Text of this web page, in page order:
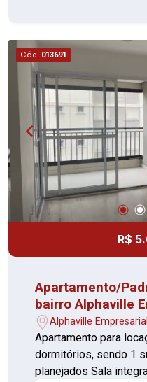
Cód. 013691
R$
Apartamento/
bairro Alphaville
Condomínio Life
Alphaville
Apartamento para
dormitórios, sendo 1
planejados Sala integrada com a varanda